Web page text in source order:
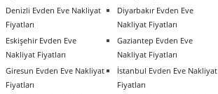
Denizli Evden Eve Nakliyat
Fiyatları
Diyarbakır Evden Eve
Nakliyat Fiyatları
Eskişehir Evden Eve
Nakliyat Fiyatları
Gaziantep Evden Eve
Nakliyat Fiyatları
Giresun Evden Eve Nakliyat
Fiyatları
İstanbul Evden Eve Nakliyat
Fiyatları